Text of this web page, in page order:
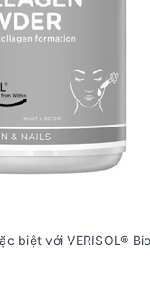
biệt với VERISOL®